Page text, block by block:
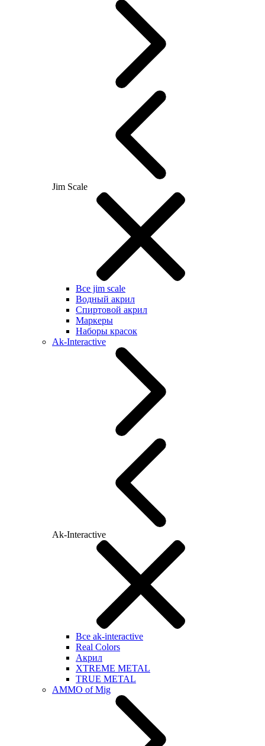
Jim Scale
Все jim scale
Водный акрил
Спиртовой акрил
Маркеры
Наборы красок
Ak-Interactive
Ak-Interactive
Все ak-interactive
Real Colors
Акрил
XTREME METAL
TRUE METAL
AMMO of Mig